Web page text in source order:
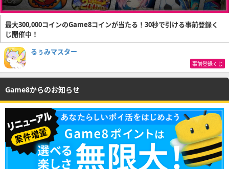
最大300,000コインのGame8コインが当たる！30秒で引ける事前登録く
じ開催中！
るぅみマスター
事前登録くじ
Game8からのお知らせ